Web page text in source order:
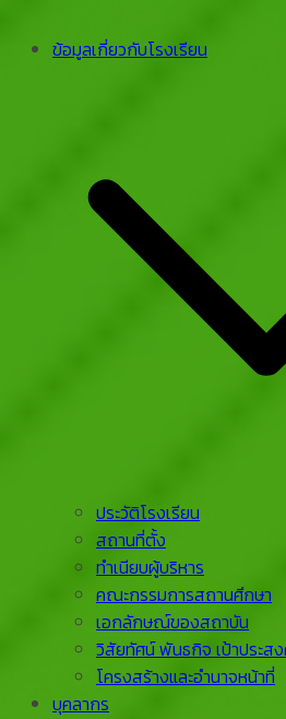
ข้อมูลเกี่ยวกับโรงเรียน
ประวัติโรงเรียน
สถานที่ตั้ง
ทำเนียบผู้บริหาร
คณะกรรมการสถานศึกษา
เอกลักษณ์ของสถาบัน
วิสัยทัศน์ พันธกิจ เป้าประส
โครงสร้างและอำนาจหน้าที่
บุคลากร